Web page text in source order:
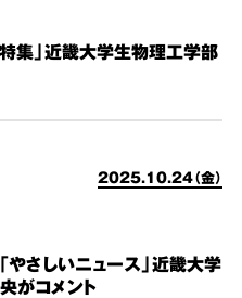
集」近畿大学生物理工学部
2025.10.24（金）
さしいニュース」近畿大学
がコメント